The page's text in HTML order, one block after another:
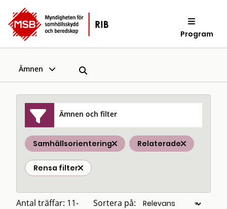
Program
Ämnen
Ämnen och filter
Samhällsorientering Relaterade
Rensa filter
Antal träffar: 11-
Sortera på: